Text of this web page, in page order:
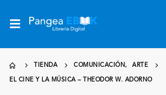
TIENDA COMUNICACIÓN , ARTE
EL CINE Y LA MÚSICA – THEODOR W. ADORNO